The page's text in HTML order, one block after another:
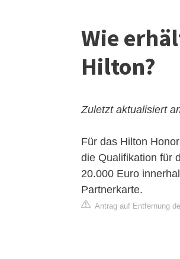
Wie
Hilton?
Zuletzt aktualisiert
Für das Hilton
die Qualifikation für
20.000 Euro
Partnerkarte.
Antrag auf Entfernung